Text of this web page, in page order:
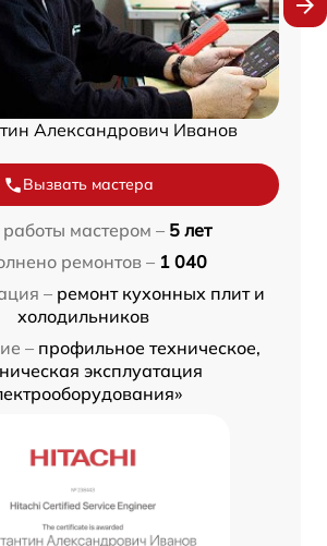
Александрович Иванов
Вызвать мастера
мастером – 5 лет
ремонтов – 1 040
– ремонт кухонных плит и
холодильников
– профильное техническое,
эксплуатация